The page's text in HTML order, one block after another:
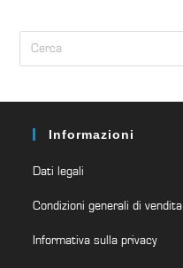
Informazioni
Dati legali
Condizioni generali di vendita
Informativa sulla privacy